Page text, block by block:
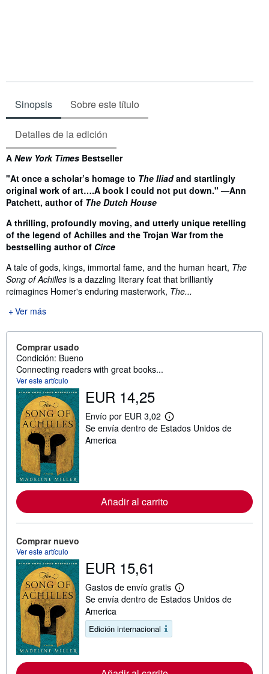
Sinopsis Sobre este título
Detalles de la edición
Sinopsis
A New York Times Bestseller
"At once a scholar’s homage to The Iliadand startlingly
original work of art….A book I could not put down." —Ann
Patchett, author of The Dutch House
A thrilling, profoundly moving, and utterly unique retelling
of the legend of Achilles and the Trojan War from the
bestselling author of Circe
A tale of gods, kings, immortal fame, and the human heart, The
Song of Achilles is a dazzling literary feat that brilliantly
reimagines Homer's enduring masterwork, The...
Ver más
Comprar usado
Condición: Bueno
Connecting readers with great books...
Ver este artículo
EUR 14,25
Envío por EUR 3,02
M
á
m
l
a
t
r
a
Se envía dentro de Estados Unidos de
America
Añadir al carrito
Comprar nuevo
Ver este artículo
EUR 15,61
Gastos de envío gratis
M
á
m
Se envía dentro de Estados Unidos de
America
Edición internacional